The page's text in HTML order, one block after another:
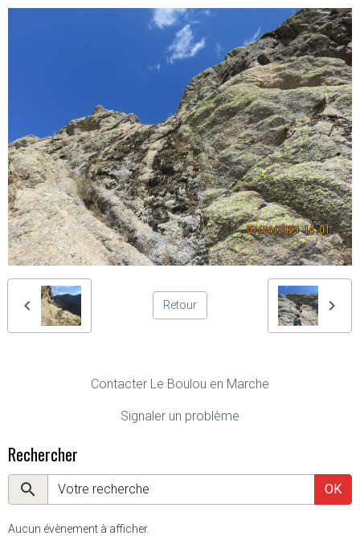
Retour
Contacter Le Boulou en Marche
Signaler un problème
Rechercher
OK
Aucun évènement à afficher.